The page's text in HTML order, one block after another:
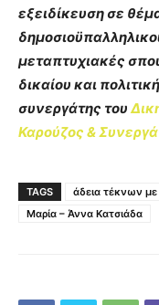
εξειδίκευση σε
μεταπτυχιακές
δικαίου και
συνεργάτης του
Καρούζος &
TAGS άδεια τέκνων
Μαρία – Άννα Κατσιάδα